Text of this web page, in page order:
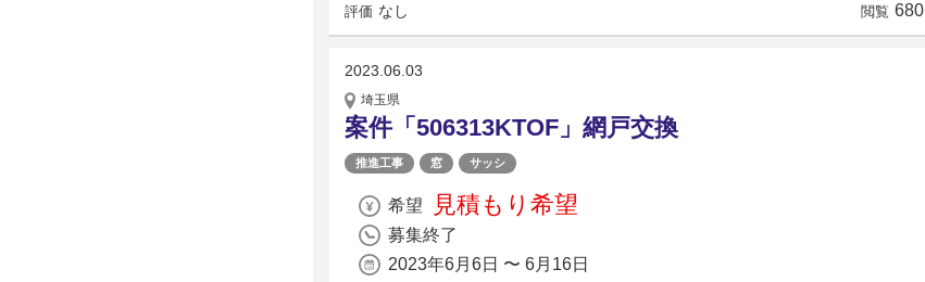
評価 なし 閲覧 680
2023.06.03
埼玉県
案件「506313KTOF」網戸交換
推進工事 窓 サッシ
希望 見積もり希望
募集終了
2023年6月6日 〜 6月16日